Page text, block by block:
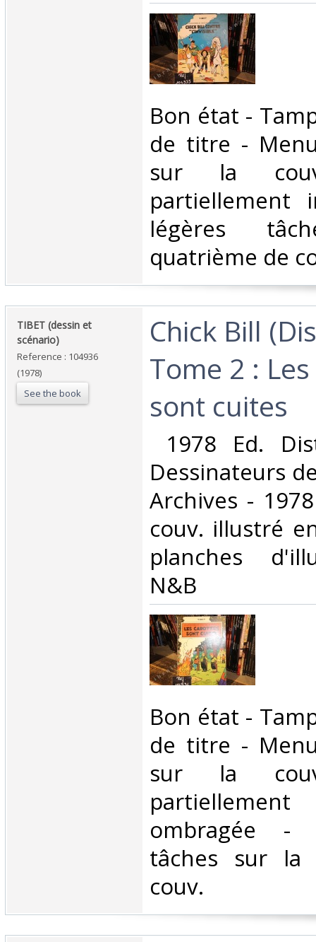
‎Bon état -
de titre -
sur la
partiellement
légères
quatrième de
‎TIBET (dessin et
scénario)‎
Reference : 104936
(1978)
See the book
‎Chick Bill
Tome 2 :
sont cuites‎
1978 Ed.
Dessinateurs
Archives -
couv. illustré
planches
N&B‎
‎Bon état -
de titre -
sur la
ombragée -
tâches sur la
couv. ‎